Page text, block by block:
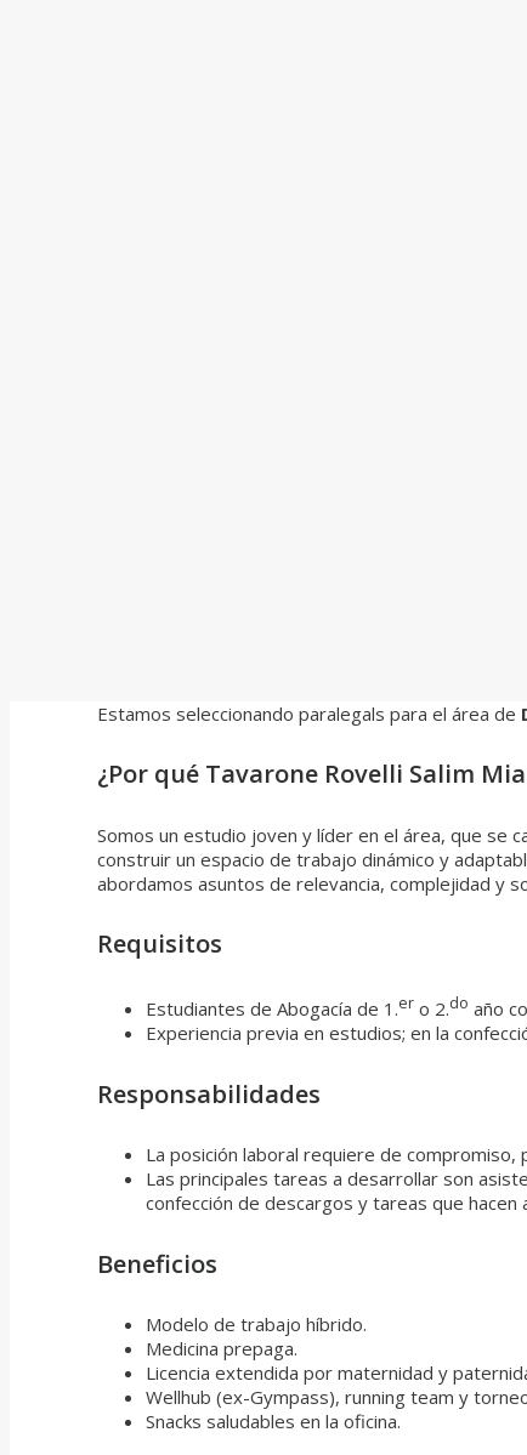
Estamos seleccionando paralegals para el área de
¿Por qué Tavarone Rovelli Salim
Somos un estudio joven y líder en el área, que se
construir un espacio de trabajo dinámico y
abordamos asuntos de relevancia, complejidad y
Requisitos
Estudiantes de Abogacía de 1.er o 2.do año
Experiencia previa en estudios; en la
Responsabilidades
La posición laboral requiere de compromiso,
Las principales tareas a desarrollar son
confección de descargos y tareas que hacen
Beneficios
Modelo de trabajo híbrido.
Medicina prepaga.
Licencia extendida por maternidad y
Wellhub (ex-Gympass), running team y
Snacks saludables en la oficina.